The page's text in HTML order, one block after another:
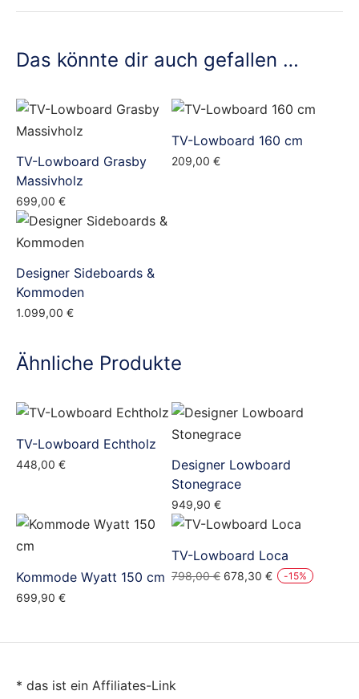
Das könnte dir auch gefallen …
TV-Lowboard Grasby
Massivholz
699,00 €
TV-Lowboard 160 cm
209,00 €
Designer Sideboards &
Kommoden
1.099,00 €
Ähnliche Produkte
TV-Lowboard Echtholz
448,00 €
Designer Lowboard
Stonegrace
949,90 €
Kommode Wyatt 150 cm
699,90 €
TV-Lowboard Loca
798,00€ Ursprünglicher
678,30 €Aktueller
-15%
* das ist ein Affiliates-Link